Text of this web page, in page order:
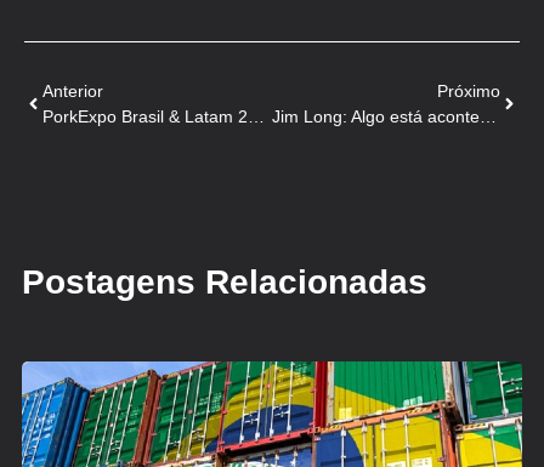
Anterior
Próximo
Jim Long: Algo está acontecendo na China!
Postagens Relacionadas